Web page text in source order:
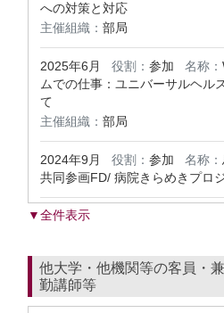
への対策と対応
主催組織： 部局
2025年6月 役割： 参加 名称：
ムでの仕事：ユニバーサルヘル
て
主催組織： 部局
2024年9月 役割： 参加 名称：
共同参画FD/ 病院きらめきプロ
▼全件表示
他大学・他機関等の客員・
勤講師等